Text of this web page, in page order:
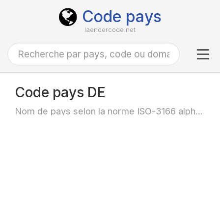
Code pays
laendercode.net
Code pays DE
Nom de pays selon la norme ISO-3166 alpha-2